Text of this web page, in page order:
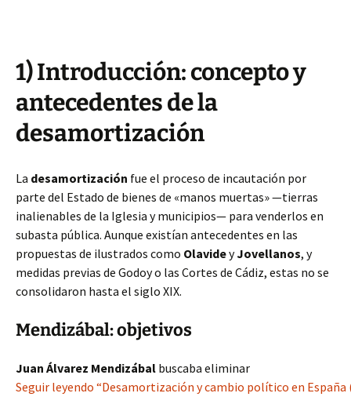
1) Introducción: concepto y
antecedentes de la
desamortización
La desamortización fue el proceso de incautación por
parte del Estado de bienes de «manos muertas» —tierras
inalienables de la Iglesia y municipios— para venderlos en
subasta pública. Aunque existían antecedentes en las
propuestas de ilustrados como OlavideyJovellanos, y
medidas previas de Godoy o las Cortes de Cádiz, estas no se
consolidaron hasta el siglo XIX.
Mendizábal: objetivos
Juan Álvarez Mendizábal buscaba eliminar
Seguir leyendo “Desamortización y cambio político en